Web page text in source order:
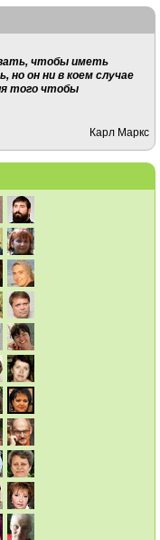
чтобы иметь
он ни в коем случае
того чтобы
Карл Маркс